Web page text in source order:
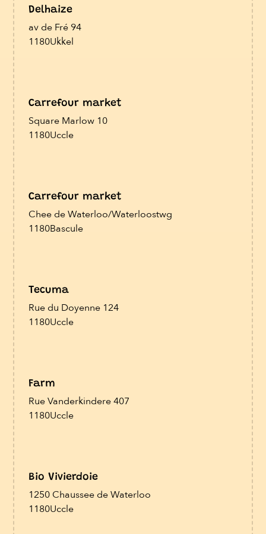
Delhaize
av de Fré 94
1180Ukkel
Carrefour market
Square Marlow 10
1180Uccle
Carrefour market
Chee de Waterloo/Waterloostwg
1180Bascule
Tecuma
Rue du Doyenne 124
1180Uccle
Farm
Rue Vanderkindere 407
1180Uccle
Bio Vivierdoie
1250 Chaussee de Waterloo
1180Uccle